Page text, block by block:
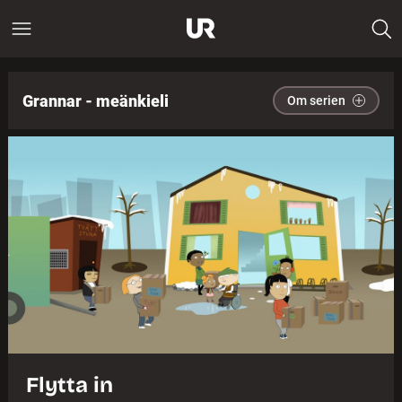
Grannar - meänkieli Om serien
Flytta in